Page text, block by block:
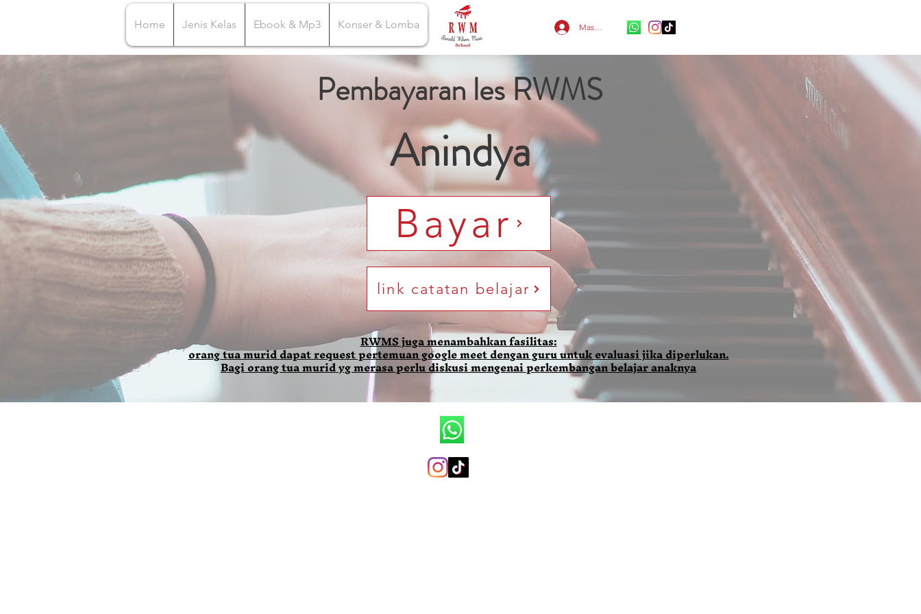
Home Jenis Kelas Ebook & Mp3 Konser & Lomba Masuk
Pembayaran les RWMS
Anindya
Bayar
link catatan belajar
RWMS juga menambahkan fasilitas:
orang tua murid dapat request pertemuan google meet dengan guru untuk evaluasi jika diperlukan.
Bagi orang tua murid yg merasa perlu diskusi mengenai perkembangan belajar anaknya